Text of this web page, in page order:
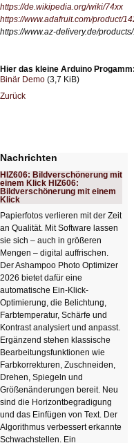
https://de.wikipedia.org/wiki/74xx
https://www.adafruit.com/product/
https://www.az-delivery.de/
Hier das kleine Arduino Progamm:
Binär Demo (3,7 KiB)
Zurück
Nachrichten
HIZ606: Bildverschönerung mit
einem Klick HIZ606:
Bildverschönerung mit einem
Klick
Papierfotos verlieren mit der Zeit
an Qualität. Mit Software lassen
sie sich – auch in größeren
Mengen – digital auffrischen.
Der Ashampoo Photo Optimizer
2026 bietet dafür eine
automatische Ein-Klick-
Optimierung, die Belichtung,
Farbtemperatur, Schärfe und
Kontrast analysiert und anpasst.
Ergänzend stehen klassische
Bearbeitungsfunktionen wie
Farbkorrekturen, Zuschneiden,
Drehen, Spiegeln und
Größenänderungen bereit. Neu
sind die Horizontbegradigung
und das Einfügen von Text. Der
Algorithmus verbessert erkannte
Schwachstellen. Ein